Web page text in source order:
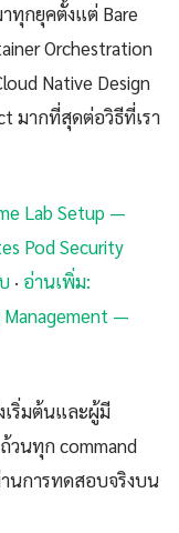
ทุกยุคตั้งแต่ Bare
Orchestration
Native Design
มากที่สุดต่อวิธีที่เรา
Lab Setup —
Pod Security
· อ่านเพิ่ม:
Management —
ริ่มต้นและผู้มี
วนทุก command
นการทดสอบจริงบน